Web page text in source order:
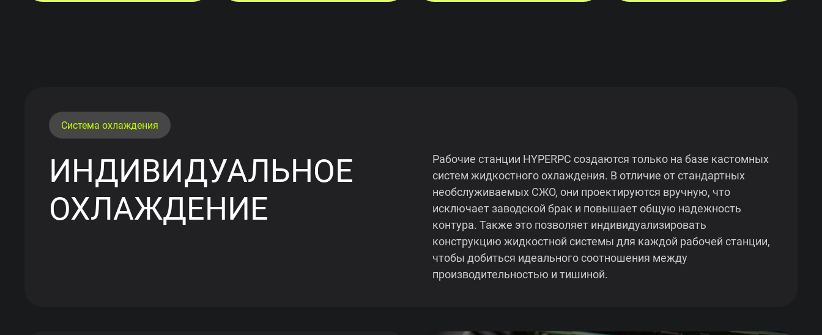
Система охлаждения
ИНДИВИДУАЛЬНОЕ
ОХЛАЖДЕНИЕ
Рабочие станции HYPERPC создаются только на базе кастомных
систем жидкостного охлаждения. В отличие от стандартных
необслуживаемых СЖО, они проектируются вручную, что
исключает заводской брак и повышает общую надежность
контура. Также это позволяет индивидуализировать
конструкцию жидкостной системы для каждой рабочей станции,
чтобы добиться идеального соотношения между
производительностью и тишиной.